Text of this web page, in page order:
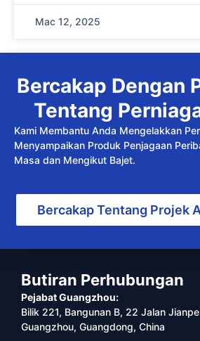
Mac 12, 2025
Bercakap Dengan
Tentang
Kami Membantu Anda Mengelakkan
Menyampaikan Produk Penjagaan
Masa dan Mengikut Bajet.
Bercakap Tentang Projek
Butiran Perhubungan
Pejabat Guangzhou:
Bilik 221, Bangunan B, 22 Jalan
Guangzhou, Guangdong, China